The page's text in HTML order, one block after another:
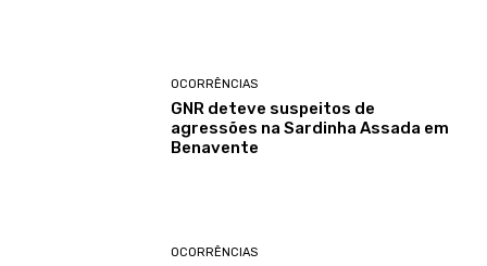
OCORRÊNCIAS
GNR deteve suspeitos de
agressões na Sardinha Assada em
Benavente
OCORRÊNCIAS